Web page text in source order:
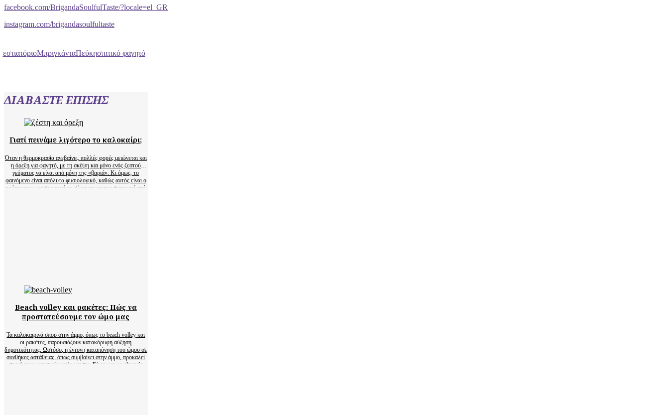
facebook.com/BrigandaSoulfulTaste/?locale=el_GR
instagram.com/brigandasoulfultaste
εστιατόριοΜπριγκάνταΠεύκησπιτικό φαγητό
ΔΙΑΒΑΣΤΕ ΕΠΙΣΗΣ
Γιατί πεινάμε λιγότερο το καλοκαίρι;
Όταν η θερμοκρασία ανεβαίνει, πολλές φορές μειώνεται και
η όρεξη για φαγητό, με τη σκέψη και μόνο ενός ζεστού
γεύματος να είναι από μόνη της «βαριά». Κι όμως, το
φαινόμενο είναι απόλυτα φυσιολογικό, καθώς αυτός είναι ο
τρόπος που χρησιμοποιεί το σώμα για να προστατευτεί από
Beach volley και ρακέτες: Πώς να
προστατεύσουμε τον ώμο μας
Τα καλοκαιρινά σπορ στην άμμο, όπως το beach volley και
οι ρακέτες, παρουσιάζουν κατακόρυφη αύξηση
δημοτικότητας. Ωστόσο, η έντονη καταπόνηση του ώμου σε
συνθήκες αστάθειας, όπως συμβαίνει στην άμμο, προκαλεί
συχνά τραυματισμούς υπέρχρησης. Σύμφωνα με κλινικές